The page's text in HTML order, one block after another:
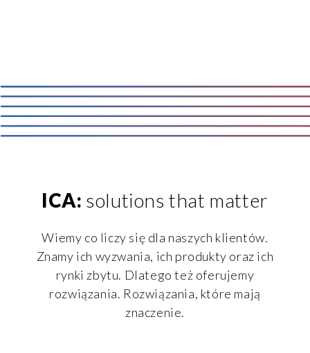
ICA: solutions that matter
Wiemy co liczy się dla naszych klientów.
Znamy ich wyzwania, ich produkty oraz ich
rynki zbytu. Dlatego też oferujemy
rozwiązania. Rozwiązania, które mają
znaczenie.